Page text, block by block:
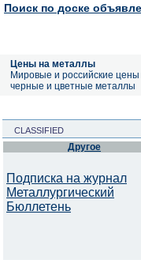
Поиск по доске
Цены на металлы
Мировые и российские
черные и цветные металлы
CLASSIFIED
Другое
Подписка на журнал
Металлургический
Бюллетень